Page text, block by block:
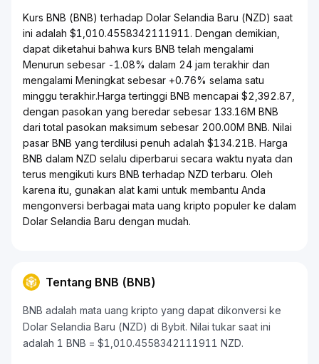
Kurs BNB (BNB) terhadap Dolar Selandia Baru (NZD) saat
ini adalah $1,010.4558342111911. Dengan demikian,
dapat diketahui bahwa kurs BNB telah mengalami
Menurun sebesar -1.08% dalam 24 jam terakhir dan
mengalami Meningkat sebesar +0.76% selama satu
minggu terakhir.Harga tertinggi BNB mencapai $2,392.87,
dengan pasokan yang beredar sebesar 133.16M BNB
dari total pasokan maksimum sebesar 200.00M BNB. Nilai
pasar BNB yang terdilusi penuh adalah $134.21B. Harga
BNB dalam NZD selalu diperbarui secara waktu nyata dan
terus mengikuti kurs BNB terhadap NZD terbaru. Oleh
karena itu, gunakan alat kami untuk membantu Anda
mengonversi berbagai mata uang kripto populer ke dalam
Dolar Selandia Baru dengan mudah.
Tentang BNB (BNB)
BNB adalah mata uang kripto yang dapat dikonversi ke
Dolar Selandia Baru (NZD) di Bybit. Nilai tukar saat ini
adalah 1 BNB = $1,010.4558342111911 NZD.